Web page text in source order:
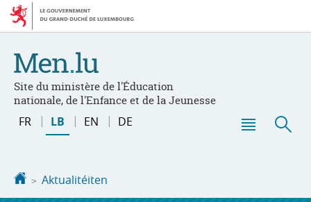
Bei
den
Aller
au
Site du ministère de l'Éducation
nationale, de l'Enfance et de la Jeunesse
Changer
FR LB EN DE
Startsäit
Aktualitéiten